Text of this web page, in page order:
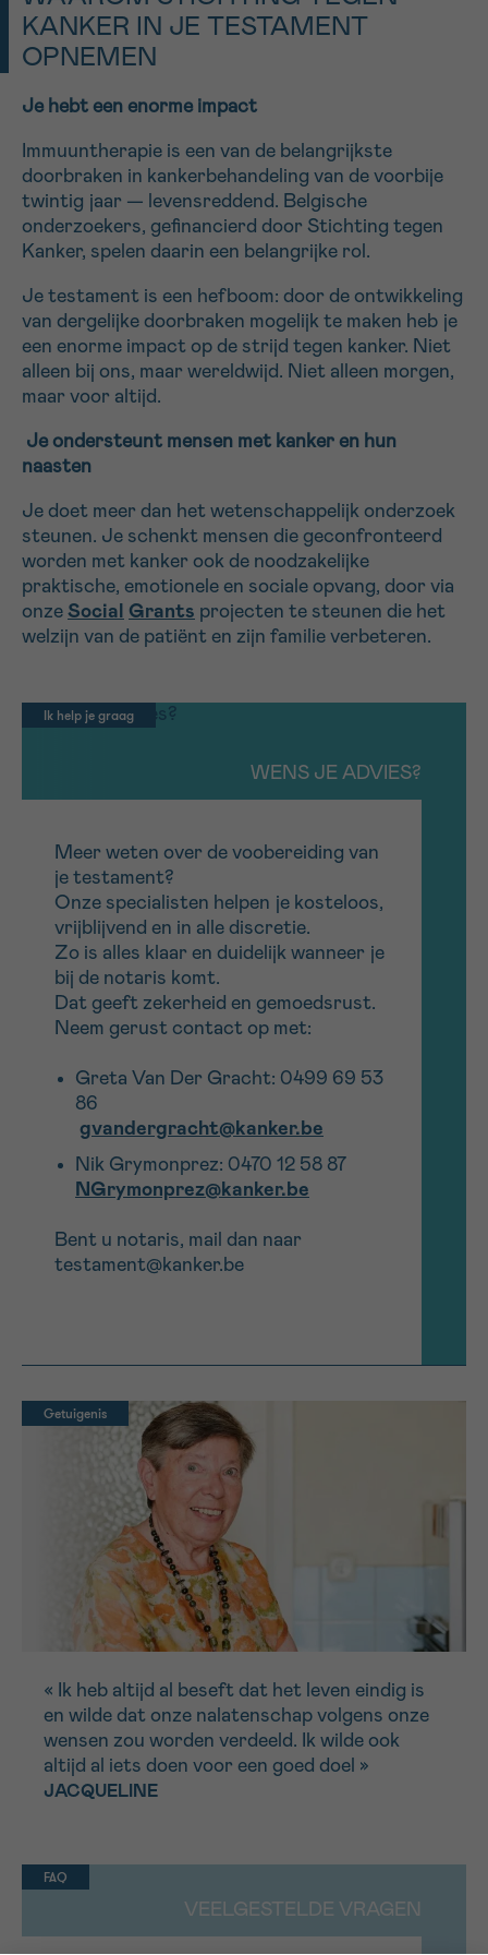
KANKER IN JE TESTAMENT
OPNEMEN
Je hebt een enorme impact
Immuuntherapie is een van de belangrijkste
doorbraken in kankerbehandeling van de voorbije
twintig jaar — levensreddend. Belgische
onderzoekers, gefinancierd door Stichting tegen
Kanker, spe en daarin een belangrijke rol.
Je testament is een hefboom: door de ontwikkeling
van dergelijke doorbraken mogelijk te maken heb je
een enorme impact op de strijd tegen kanker. Niet
alleen bij ons, maar wereldwijd. Niet alleen morgen,
maar voor altijd.
Je ondersteunt mensen met kanker en hun
naasten
Je doet meer dan het wetenschappelijk onderzoek
steunen. Je schenkt mensen die geconfronteerd
worden met kanker ook de noodzakelijke
praktische, emotionele en sociale opvang, door via
onze Social Grants projecten te steunen die het
welzijn van de patiënt en zijn familie verbeteren.
Ik help je graag
WENS JE ADVIES?
Meer weten over de voobereiding van
je testament?
Onze specialisten helpen je kosteloos,
vrijblijvend en in alle discretie.
Zo is alles klaar en duidelijk wanneer je
bij de notaris komt.
Dat geeft zekerheid en gemoedsrust.
Neem gerust contact op met:
Greta Van Der Gracht: 0499 69 53
86
gvandergracht@kanker.be
Nik Grymonprez: 0470 12 58 87
NGrymonprez@kanker.be
Bent u notaris, mail dan naar
testament@kanker.be
Getuigenis
« Ik heb altijd al beseft dat het leven eindig is
en wilde dat onze nalatenschap volgens onze
wensen zou worden verdeeld. Ik wilde ook
altijd al iets doen voor een goed doel »
JACQUELINE
FAQ
VEELGESTELDE VRAGEN